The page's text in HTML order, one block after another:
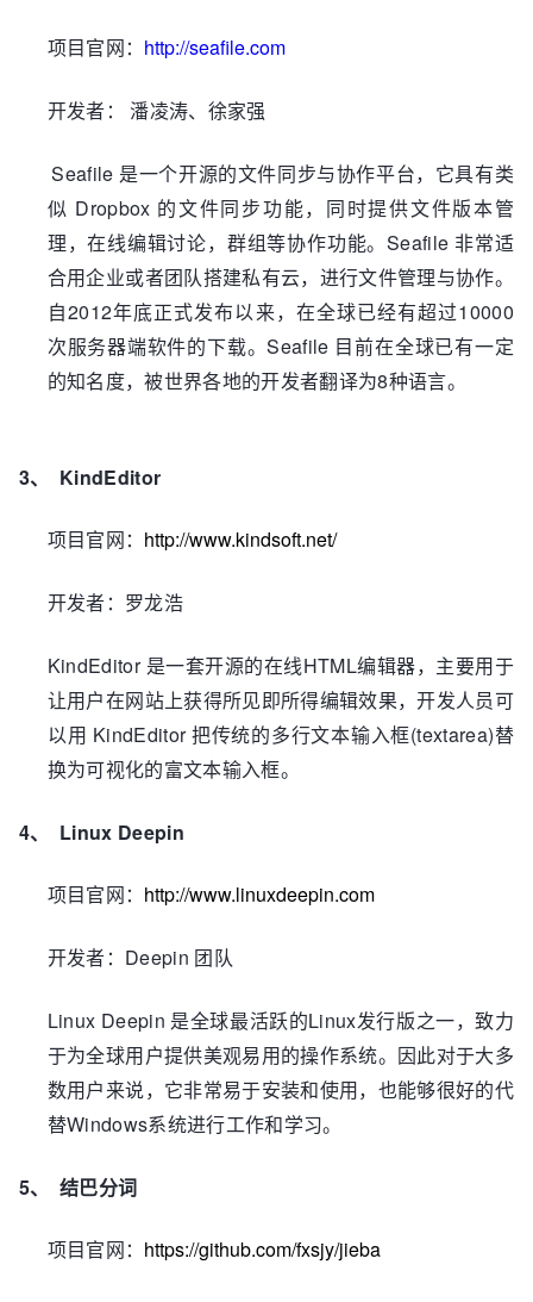
项目官网： http://seafile.com
开发者： 潘凌涛、徐家强
Seafile 是一个开源的文件同步与协作平台，它具有类
似 Dropbox 的文件同步功能，同时提供文件版本管
理，在线编辑讨论，群组等协作功能。Seafile 非常适
合用企业或者团队搭建私有云，进行文件管理与协作。
自2012年底正式发布以来，在全球已经有超过10000
次服务器端软件的下载。Seafile 目前在全球已有一定
的知名度，被世界各地的开发者翻译为8种语言。
3、 KindEditor
项目官网： http://www.kindsoft.net/
开发者：罗龙浩
KindEditor 是一套开源的在线HTML编辑器，主要用于
让用户在网站上获得所见即所得编辑效果，开发人员可
以用 KindEditor 把传统的多行文本输入框(textarea)替
换为可视化的富文本输入框。
4、 Linux Deepin
项目官网： http://www.linuxdeepin.com
开发者： Deepin 团队
Linux Deepin 是全球最活跃的Linux发行版之一，致力
于为全球用户提供美观易用的操作系统。因此对于大多
数用户来说，它非常易于安装和使用，也能够很好的代
替Windows系统进行工作和学习。
5、结巴分词
项目官网： https://github.com/fxsjy/jieba